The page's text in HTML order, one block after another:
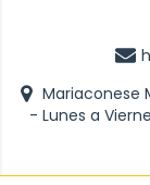
Mariaconese
- Lunes a